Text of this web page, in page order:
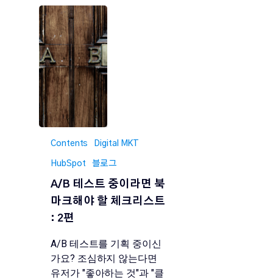
Contents Digital MKT
HubSpot 블로그
A/B 테스트 중이라면 북
마크해야 할 체크리스트
: 2편
A/B 테스트를 기획 중이신
가요? 조심하지 않는다면
유저가 "좋아하는 것"과 "클